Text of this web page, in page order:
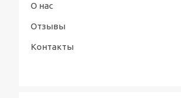
О нас
Отзывы
Контакты